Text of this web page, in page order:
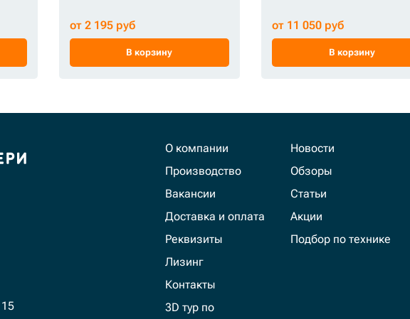
от 2 195 руб
В корзину
от 11 050 руб
В корзину
О компании
Производство
Вакансии
Доставка и оплата
Реквизиты
Лизинг
Контакты
3D тур по
Новости
Обзоры
Статьи
Акции
Подбор по технике